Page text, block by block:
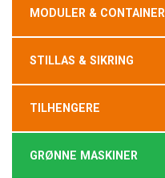
MODULER & CONTAINER
STILLAS & SIKRING
TILHENGERE
GRØNNE MASKINER